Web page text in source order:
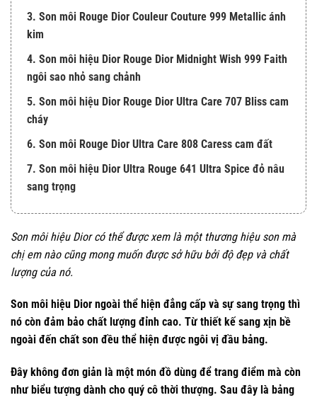
3. Son môi Rouge Dior Couleur Couture 999 Metallic ánh
kim
4. Son môi hiệu Dior Rouge Dior Midnight Wish 999 Faith
ngôi sao nhỏ sang chảnh
5. Son môi hiệu Dior Rouge Dior Ultra Care 707 Bliss cam
cháy
6. Son môi Rouge Dior Ultra Care 808 Caress cam đất
7. Son môi hiệu Dior Ultra Rouge 641 Ultra Spice đỏ nâu
sang trọng
Son môi hiệu Dior có thể được xem là một thương hiệu son mà
chị em nào cũng mong muốn được sở hữu bởi độ đẹp và chất
lượng của nó.
Son môi hiệu Dior ngoài thể hiện đẳng cấp và sự sang trọng thì
nó còn đảm bảo chất lượng đỉnh cao. Từ thiết kế sang xịn bề
ngoài đến chất son đều thể hiện được ngôi vị đầu bảng.
Đây không đơn giản là một món đồ dùng để trang điểm mà còn
như biểu tượng dành cho quý cô thời thượng. Sau đây là bảng